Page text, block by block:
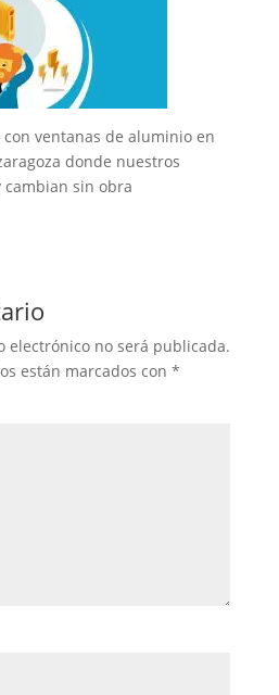
ventanas de aluminio en
donde nuestros
sin obra
electrónico no será publicada.
están marcados con *